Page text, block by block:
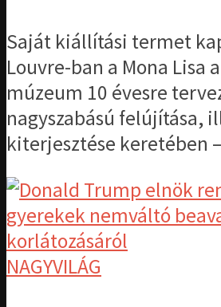
Saját kiállítási termet
Louvre-ban a Mona Lisa
múzeum 10 évesre
nagyszabású felújítása,
kiterjesztése keretében
NAGYVILÁG